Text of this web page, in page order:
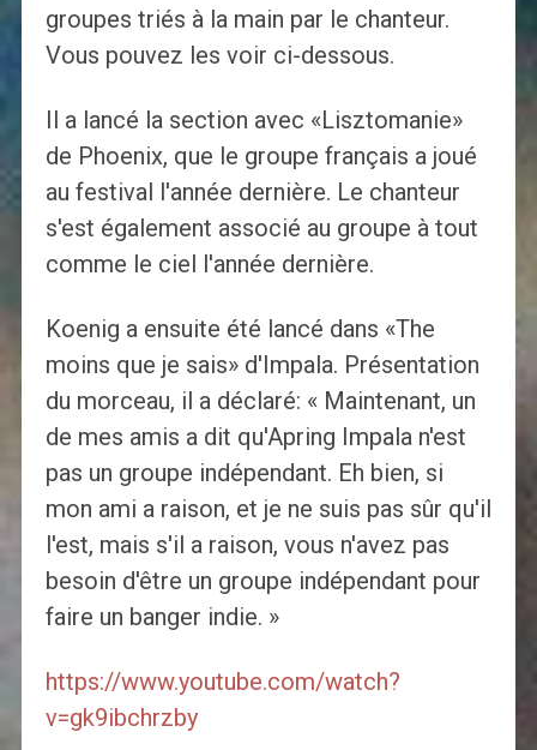
groupes triés à la main par le chanteur.
Vous pouvez les voir ci-dessous.
Il a lancé la section avec «Lisztomanie»
de Phoenix, que le groupe français a joué
au festival l'année dernière. Le chanteur
s'est également associé au groupe à tout
comme le ciel l'année dernière.
Koenig a ensuite été lancé dans «The
moins que je sais» d'Impala. Présentation
du morceau, il a déclaré: « Maintenant, un
de mes amis a dit qu'Apring Impala n'est
pas un groupe indépendant. Eh bien, si
mon ami a raison, et je ne suis pas sûr qu'il
l'est, mais s'il a raison, vous n'avez pas
besoin d'être un groupe indépendant pour
faire un banger indie. »
https://www.youtube.com/watch?
v=gk9ibchrzby